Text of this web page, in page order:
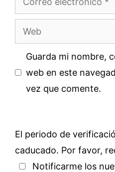
electrónico
Web
Guarda mi nombre,
web en este
vez que comente.
El periodo de
caducado. Por favor,
Notificarme los